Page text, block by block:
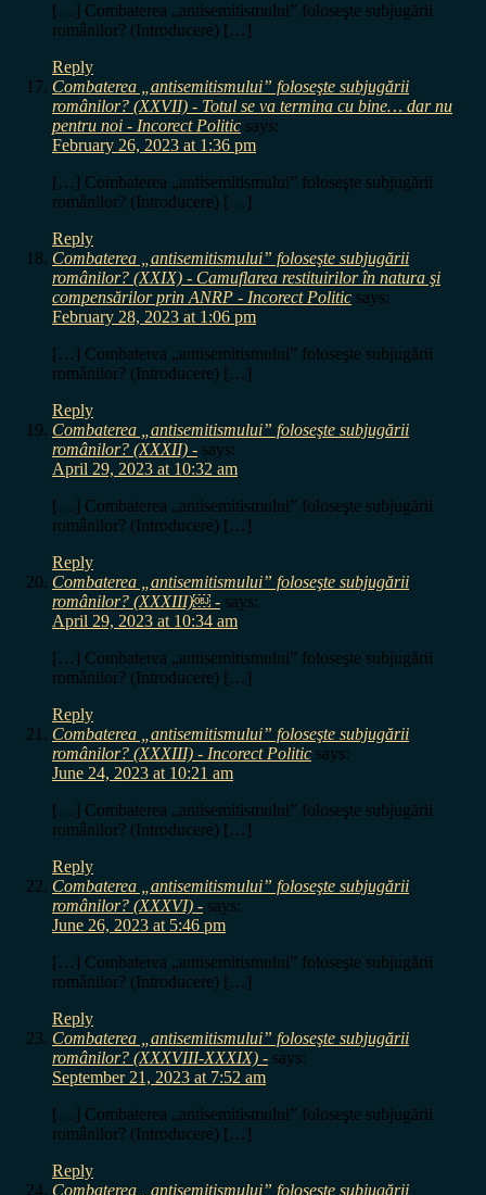
[…] Combaterea „antisemitismului” foloseşte subjugării
românilor? (Introducere) […]
Reply
Combaterea „antisemitismului” foloseşte subjugării
românilor? (XXVII) - Totul se va termina cu bine… dar nu
pentru noi - Incorect Politic says:
February 26, 2023 at 1:36 pm
[…] Combaterea „antisemitismului” foloseşte subjugării
românilor? (Introducere) […]
Reply
Combaterea „antisemitismului” foloseşte subjugării
românilor? (XXIX) - Camuflarea restituirilor în natura şi
compensărilor prin ANRP - Incorect Politic says:
February 28, 2023 at 1:06 pm
[…] Combaterea „antisemitismului” foloseşte subjugării
românilor? (Introducere) […]
Reply
Combaterea „antisemitismului” foloseşte subjugării
românilor? (XXXII) - says:
April 29, 2023 at 10:32 am
[…] Combaterea „antisemitismului” foloseşte subjugării
românilor? (Introducere) […]
Reply
Combaterea „antisemitismului” foloseşte subjugării
românilor? (XXXIII)￼ - says:
April 29, 2023 at 10:34 am
[…] Combaterea „antisemitismului” foloseşte subjugării
românilor? (Introducere) […]
Reply
Combaterea „antisemitismului” foloseşte subjugării
românilor? (XXXIII) - Incorect Politic says:
June 24, 2023 at 10:21 am
[…] Combaterea „antisemitismului” foloseşte subjugării
românilor? (Introducere) […]
Reply
Combaterea „antisemitismului” foloseşte subjugării
românilor? (XXXVI) - says:
June 26, 2023 at 5:46 pm
[…] Combaterea „antisemitismului” foloseşte subjugării
românilor? (Introducere) […]
Reply
Combaterea „antisemitismului” foloseşte subjugării
românilor? (XXXVIII-XXXIX) - says:
September 21, 2023 at 7:52 am
[…] Combaterea „antisemitismului” foloseşte subjugării
românilor? (Introducere) […]
Reply
Combaterea „antisemitismului” foloseşte subjugării